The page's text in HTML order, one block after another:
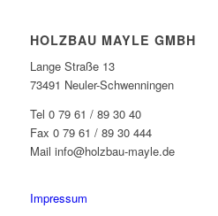
HOLZBAU MAYLE GMBH
Lange Straße 13
73491 Neuler-Schwenningen
Tel 0 79 61 / 89 30 40
Fax 0 79 61 / 89 30 444
Mail info@holzbau-mayle.de
Impressum